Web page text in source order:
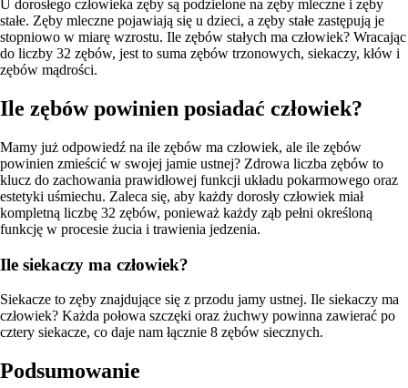
U dorosłego człowieka zęby są podzielone na zęby mleczne i zęby
stałe. Zęby mleczne pojawiają się u dzieci, a zęby stałe zastępują je
stopniowo w miarę wzrostu. Ile zębów stałych ma człowiek? Wracając
do liczby 32 zębów, jest to suma zębów trzonowych, siekaczy, kłów i
zębów mądrości.
Ile zębów powinien posiadać człowiek?
Mamy już odpowiedź na ile zębów ma człowiek, ale ile zębów
powinien zmieścić w swojej jamie ustnej? Zdrowa liczba zębów to
klucz do zachowania prawidłowej funkcji układu pokarmowego oraz
estetyki uśmiechu. Zaleca się, aby każdy dorosły człowiek miał
kompletną liczbę 32 zębów, ponieważ każdy ząb pełni określoną
funkcję w procesie żucia i trawienia jedzenia.
Ile siekaczy ma człowiek?
Siekacze to zęby znajdujące się z przodu jamy ustnej. Ile siekaczy ma
człowiek? Każda połowa szczęki oraz żuchwy powinna zawierać po
cztery siekacze, co daje nam łącznie 8 zębów siecznych.
Podsumowanie